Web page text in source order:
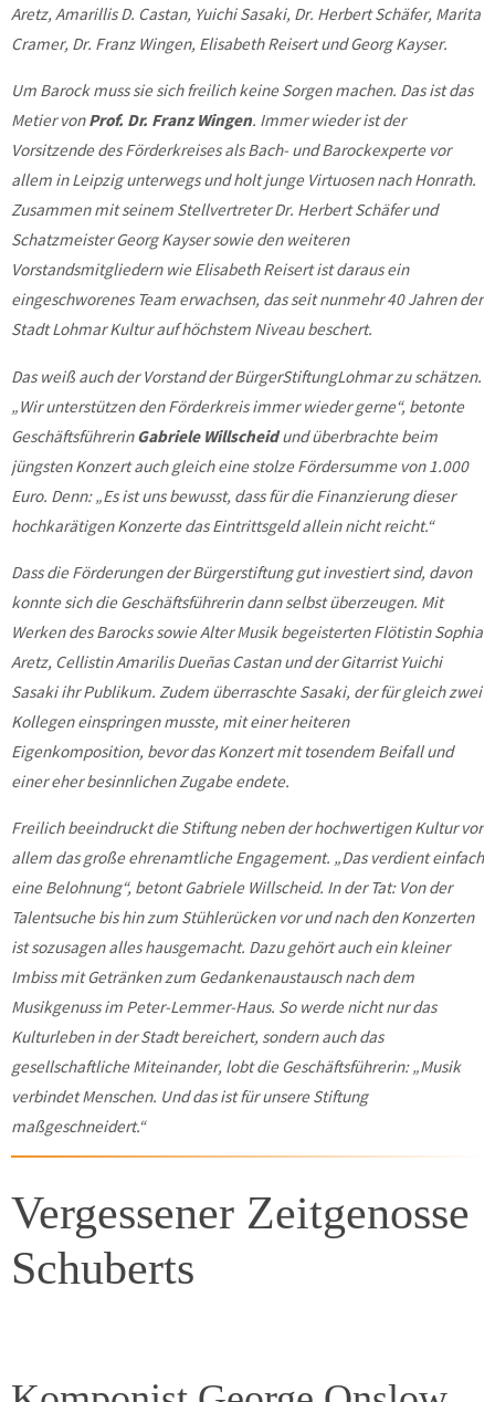
Aretz, Amarillis D. Castan, Yuichi Sasaki, Dr. Herbert Schäfer, Marita
Cramer, Dr. Franz Wingen, Elisabeth Reisert und Georg Kayser.
Um Barock muss sie sich freilich keine Sorgen machen. Das ist das
Metier vonProf. Dr. Franz Wingen. Immer wieder ist der
Vorsitzende des Förderkreises als Bach- und Barockexperte vor
allem in Leipzig unterwegs und holt junge Virtuosen nach Honrath.
Zusammen mit seinem Stellvertreter Dr. Herbert Schäfer und
Schatzmeister Georg Kayser sowie den weiteren
Vorstandsmitgliedern wie Elisabeth Reisert ist daraus ein
eingeschworenes Team erwachsen, das seit nunmehr 40 Jahren der
Stadt Lohmar Kultur auf höchstem Niveau beschert.
Das weiß auch der Vorstand der BürgerStiftungLohmar zu schätzen.
„Wir unterstützen den Förderkreis immer wieder gerne“, betonte
GeschäftsführerinGabriele Willscheidund überbrachte beim
jüngsten Konzert auch gleich eine stolze Fördersumme von 1.000
Euro. Denn: „Es ist uns bewusst, dass für die Finanzierung dieser
hochkarätigen Konzerte das Eintrittsgeld allein nicht reicht.“
Dass die Förderungen der Bürgerstiftung gut investiert sind, davon
konnte sich die Geschäftsführerin dann selbst überzeugen. Mit
Werken des Barocks sowie Alter Musik begeisterten Flötistin Sophia
Aretz, Cellistin Amarilis Dueñas Castan und der Gitarrist Yuichi
Sasaki ihr Publikum. Zudem überraschte Sasaki, der für gleich zwei
Kollegen einspringen musste, mit einer heiteren
Eigenkomposition, bevor das Konzert mit tosendem Beifall und
einer eher besinnlichen Zugabe endete.
Freilich beeindruckt die Stiftung neben der hochwertigen Kultur vor
allem das große ehrenamtliche Engagement. „Das verdient einfach
eine Belohnung“, betont Gabriele Willscheid. In der Tat: Von der
Talentsuche bis hin zum Stühlerücken vor und nach den Konzerten
ist sozusagen alles hausgemacht. Dazu gehört auch ein kleiner
Imbiss mit Getränken zum Gedankenaustausch nach dem
Musikgenuss im Peter-Lemmer-Haus. So werde nicht nur das
Kulturleben in der Stadt bereichert, sondern auch das
gesellschaftliche Miteinander, lobt die Geschäftsführerin: „Musik
verbindet Menschen. Und das ist für unsere Stiftung
maßgeschneidert.“
Vergessener Zeitgenosse
Schuberts